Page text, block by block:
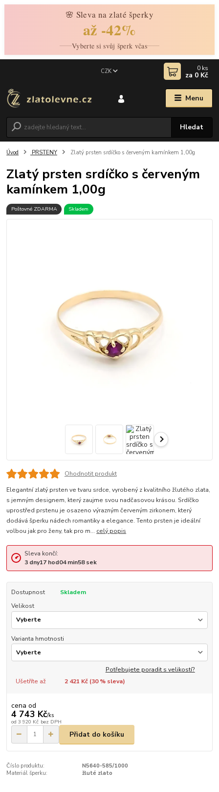
🌸 Sleva na zlaté šperky
až -42%
Vyberte si svůj šperk včas
Menu
CZK
Hledat
0 ks
za 0 Kč
Úvod PRSTENY Zlatý prsten srdíčko s červeným kamínkem 1,00g
Zlatý prsten srdíčko s červeným
kamínkem 1,00g
Poštovné ZDARMA Skladem
Ohodnotit produkt
Elegantní zlatý prsten ve tvaru srdce, vyrobený z kvalitního žlutého zlata,
s jemným designem, který zaujme svou nadčasovou krásou. Srdíčko
uprostřed prstenu je osazeno výrazným červeným zirkonem, který
dodává šperku nádech romantiky a elegance. Tento prsten je ideální
volbou jak pro ženy, tak pro m... celý popis
Sleva končí:
3 dny17hod04min58sek
Dostupnost
Skladem
Velikost
Varianta hmotnosti
Potřebujete poradit s velikostí?
Ušetříte až
2 421 Kč (30% sleva)
cena od
4 743 Kč/ks
od 3 920 Kč bez DPH
Přidat do košíku
Číslo produktu:
N5640-585/1000
Materiál šperku:
žluté zlato